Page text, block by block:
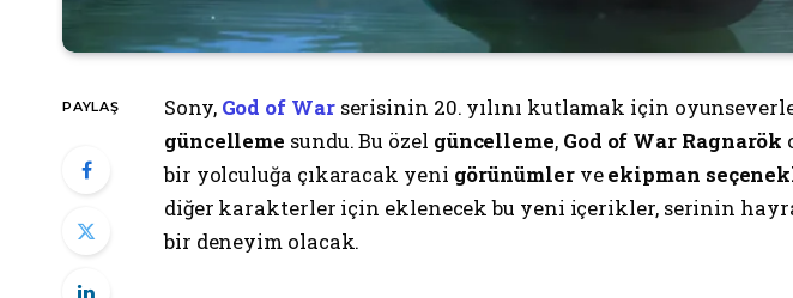
PAYLAŞ Sony, God of War serisinin 20. yılını kutlamak için
güncelleme sundu. Bu özel güncelleme, God of War Ragnarök
bir yolculuğa çıkaracak yeni görünümlerveekipman
diğer karakterler için eklenecek bu yeni içerikler, serinin
bir deneyim olacak.